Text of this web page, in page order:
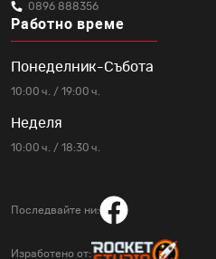
0896 888356
Работно време
Понеделник-Събота
10:00 ч. / 19:00 ч.
Неделя
10:00 ч. / 18:30 ч.
Последвайте ни:
Изработено от: